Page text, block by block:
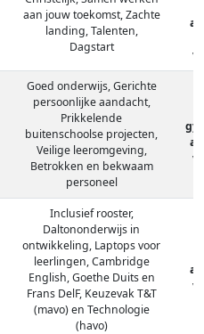
aan jouw toekomst, Zachte
landing, Talenten,
Dagstart
Goed onderwijs, Gerichte
persoonlijke aandacht,
Prikkelende
buitenschoolse projecten,
Veilige leeromgeving,
Betrokken en bekwaam
personeel
Inclusief rooster,
Daltononderwijs in
ontwikkeling, Laptops voor
leerlingen, Cambridge
English, Goethe Duits en
Frans DelF, Keuzevak T&T
(mavo) en Technologie
(havo)